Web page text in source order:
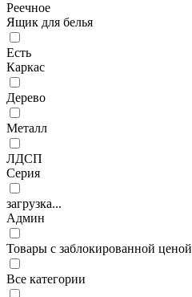
Реечное
Ящик для белья
Есть
Каркас
Дерево
Металл
ЛДСП
Серия
загрузка...
Админ
Товары с заблокированной ценой
Все категории